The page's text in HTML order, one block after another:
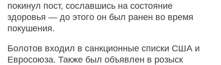
покинул пост, сославшись на состояние
здоровья — до этого он был ранен во время
покушения.
Болотов входил в санкционные списки США и
Евросоюза. Также был объявлен в розыск